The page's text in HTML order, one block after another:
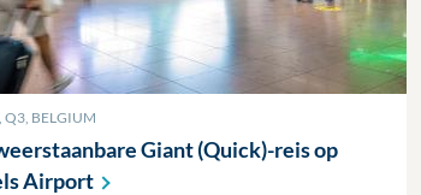
Q3, BELGIUM
Giant (Quick)-reis op
Airport